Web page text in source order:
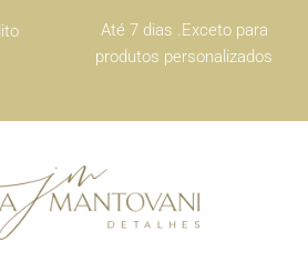
Até 7 dias .Exceto para
produtos personalizados